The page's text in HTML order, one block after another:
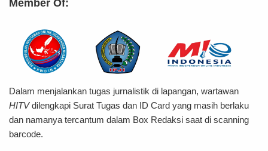
Member Of:
Dalam menjalankan tugas jurnalistik di lapangan, wartawan
HITVdilengkapi Surat Tugas dan ID Card yang masih berlaku
dan namanya tercantum dalam Box Redaksi saat di scanning
barcode.